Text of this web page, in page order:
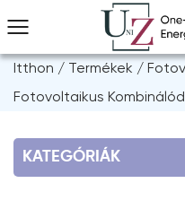
Itthon / Termékek /
Fotovoltaikus
KATEGÓRIÁK